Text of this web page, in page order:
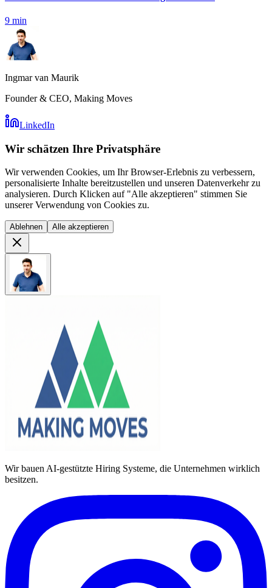
9 min
Ingmar van Maurik
Founder & CEO, Making Moves
LinkedIn
Wir schätzen Ihre Privatsphäre
Wir verwenden Cookies, um Ihr Browser-Erlebnis zu verbessern,
personalisierte Inhalte bereitzustellen und unseren Datenverkehr zu
analysieren. Durch Klicken auf "Alle akzeptieren" stimmen Sie
unserer Verwendung von Cookies zu.
Ablehnen Alle akzeptieren
Wir bauen AI-gestützte Hiring Systeme, die Unternehmen wirklich
besitzen.